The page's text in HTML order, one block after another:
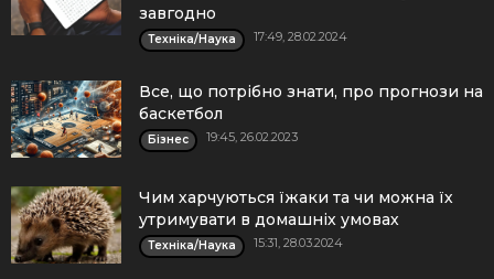
завгодно
Техніка/Наука 17:49, 28.02.2024
Все, що потрібно знати, про прогнози на
баскетбол
Бізнес 19:45, 26.02.2023
Чим харчуються їжаки та чи можна їх
утримувати в домашніх умовах
Техніка/Наука 15:31, 28.03.2024